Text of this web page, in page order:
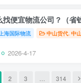
上海国际物流 中山货代. 中
2026-4-17
2 3 314